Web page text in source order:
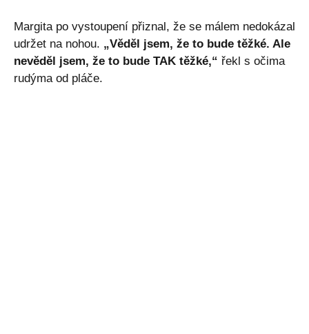
Margita po vystoupení přiznal, že se málem nedokázal
udržet na nohou. „Věděl jsem, že to bude těžké. Ale
nevěděl jsem, že to bude TAK těžké,“ řekl s očima
rudýma od pláče.